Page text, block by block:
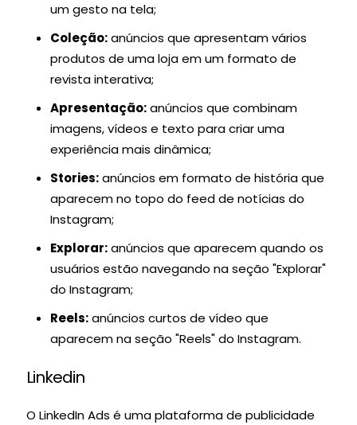
um gesto na tela;
Coleção:anúncios que apresentam vários
produtos de uma loja em um formato de
revista interativa;
Apresentação:anúncios que combinam
imagens, vídeos e texto para criar uma
experiência mais dinâmica;
Stories:anúncios em formato de história que
aparecem no topo do feed de notícias do
Instagram;
Explorar:anúncios que aparecem quando os
usuários estão navegando na seção "Explorar"
do Instagram;
Reels:anúncios curtos de vídeo que
aparecem na seção "Reels" do Instagram.
Linkedin
O LinkedIn Ads é uma plataforma de publicidade